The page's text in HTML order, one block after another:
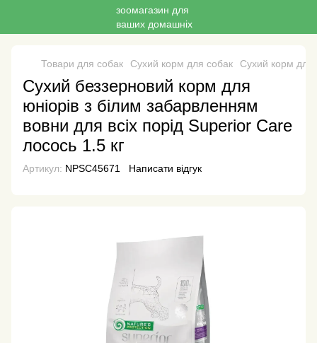
Товари для собак Сухий корм для собак Сухий корм для
Сухий беззерновий корм для
юніорів з білим забарвленням
вовни для всіх порід Superior Care
лосось 1.5 кг
Артикул: NPSC45671 Написати відгук